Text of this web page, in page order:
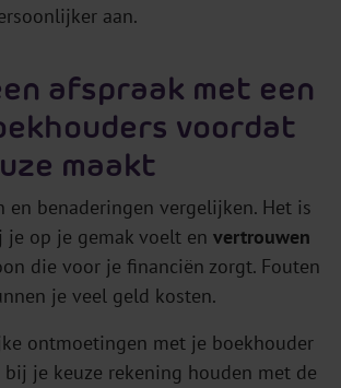
aan.
afspraak met een
voordat
maakt
en benaderingen vergelijken. Het is
op je gemak voelt en vertrouwen
die voor je financiën zorgt. Fouten
je veel geld kosten.
ontmoetingen met je boekhouder
je keuze rekening houden met de